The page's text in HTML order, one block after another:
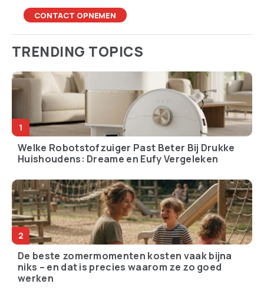
CONTACT OPNEMEN
TRENDING TOPICS
Welke Robotstofzuiger Past Beter Bij Drukke
Huishoudens: Dreame en Eufy Vergeleken
De beste zomermomenten kosten vaak bijna
niks – en dat is precies waarom ze zo goed
werken